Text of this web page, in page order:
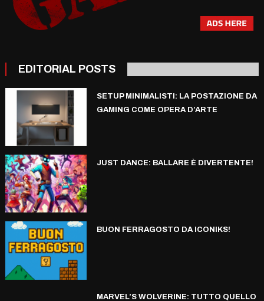
EDITORIAL POSTS
SETUP MINIMALISTI: LA POSTAZIONE DA
GAMING COME OPERA D’ARTE
JUST DANCE: BALLARE È DIVERTENTE!
BUON FERRAGOSTO DA ICONIKS!
MARVEL’S WOLVERINE: TUTTO QUELLO